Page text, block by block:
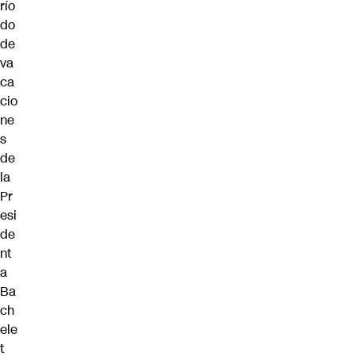
río
do
de
va
ca
cio
ne
s
de
la
Pr
esi
de
nt
a
Ba
ch
ele
t